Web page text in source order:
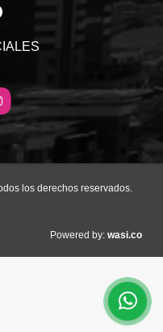
los derechos reservados.
Powered by: wasi.co